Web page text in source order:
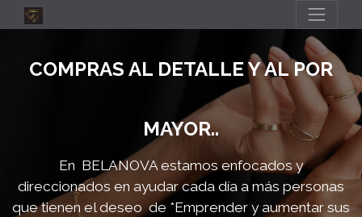
COMPRAS AL DETALLE Y AL POR
MAYOR..
En BELANOVA estamos enfocados y
direccionados en ayudar cada día a más personas
que tienen el deseo de *Emprender y aumentar sus